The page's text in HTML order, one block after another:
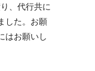
、代行共に
した。お願
はお願いし